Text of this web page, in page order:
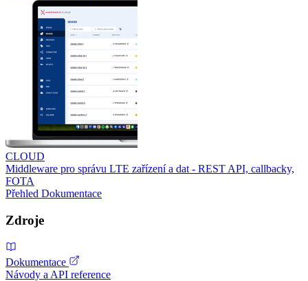
CLOUD
Middleware pro správu LTE zařízení a dat - REST API, callbacky,
FOTA
Přehled Dokumentace
Zdroje
Dokumentace
Návody a API reference